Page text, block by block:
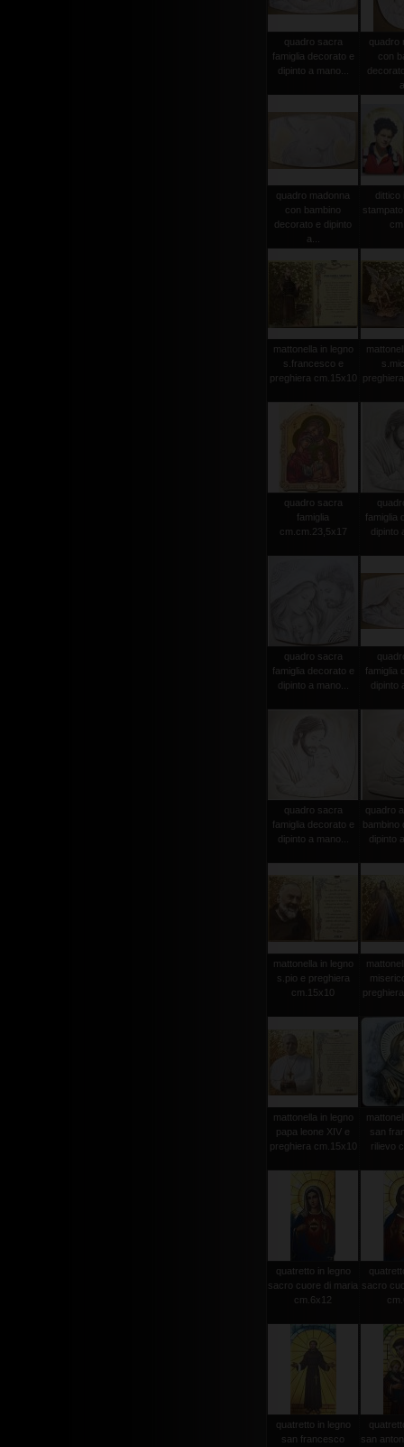
quadro sacra
famiglia decorato e
dipinto a mano...
quadro
con
quadro madonna
con bambino
decorato e dipinto
a...
mattonella in legno
s.francesco e
preghiera cm.15x10
quadro sacra
famiglia
cm.cm.23,5x17
famiglia
dipinto
quadro sacra
famiglia decorato e
dipinto a mano...
famiglia
dipinto
quadro sacra
famiglia decorato e
dipinto a mano...
quadro
bambino
dipinto
mattonella in legno
s.pio e preghiera
cm.15x10
mattonella in legno
papa leone XIV e
preghiera cm.15x10
san
rilievo
quatretto in legno
sacro cuore di maria
cm.6x12
sacro
quatretto in legno
san francesco
san